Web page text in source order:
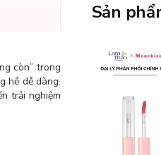
còn” trong
hề dễ dàng.
trải nghiệm
Sản